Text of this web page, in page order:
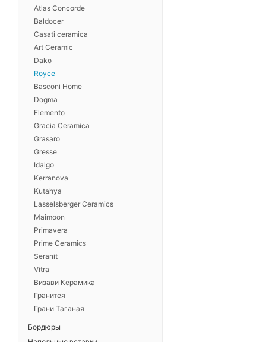
Persian Blue
Tunisia Grey
Atlas Concorde
Baldocer
Casati ceramica
Art Ceramic
Dako
Royce
Basconi Home
Dogma
Elemento
Gracia Ceramica
Grasaro
Gresse
Idalgo
Kerranova
Kutahya
Lasselsberger Ceramics
Maimoon
Primavera
Prime Ceramics
Seranit
Vitra
Визави Керамика
Гранитея
Грани Таганая
Бордюры